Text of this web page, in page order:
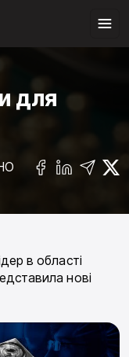
для
в області
нові